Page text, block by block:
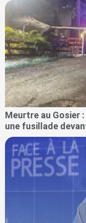
Meurtre au Gosier
une fusillade